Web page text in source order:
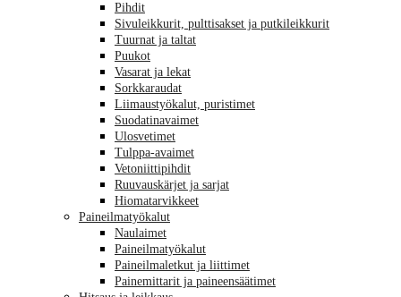
Pihdit
Sivuleikkurit, pulttisakset ja putkileikkurit
Tuurnat ja taltat
Puukot
Vasarat ja lekat
Sorkkaraudat
Liimaustyökalut, puristimet
Suodatinavaimet
Ulosvetimet
Tulppa-avaimet
Vetoniittipihdit
Ruuvauskärjet ja sarjat
Hiomatarvikkeet
Paineilmatyökalut
Naulaimet
Paineilmatyökalut
Paineilmaletkut ja liittimet
Painemittarit ja paineensäätimet